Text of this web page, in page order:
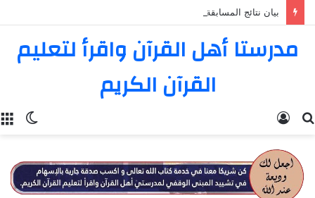
بيان نتائج المسابقة الثامنة عشرة في تفسير القرآن الكريم
مدرستا أهل القرآن واقرأ لتعليم
القرآن الكريم
بحث